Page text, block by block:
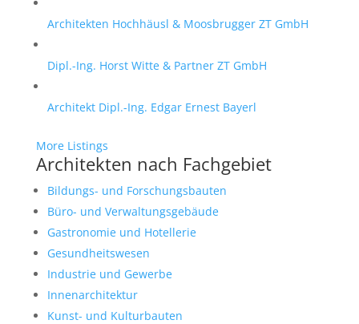
Architekten Hochhäusl & Moosbrugger ZT GmbH
Dipl.-Ing. Horst Witte & Partner ZT GmbH
Architekt Dipl.-Ing. Edgar Ernest Bayerl
More Listings
Architekten nach Fachgebiet
Bildungs- und Forschungsbauten
Büro- und Verwaltungsgebäude
Gastronomie und Hotellerie
Gesundheitswesen
Industrie und Gewerbe
Innenarchitektur
Kunst- und Kulturbauten